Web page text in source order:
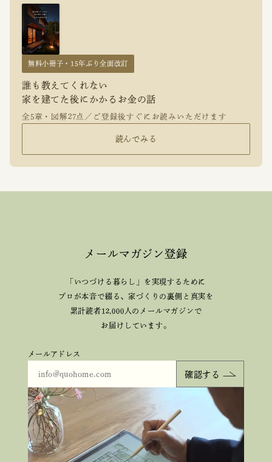
無料小冊子・15年ぶり全面改訂
誰も教えてくれない
家を建てた後にかかるお金の話
全5章・図解27点／ご登録後すぐにお読みいただけます
読んでみる
メールマガジン登録
「いつづける暮らし」を実現するために
プロが本音で綴る、家づくりの裏側と真実を
累計読者12,000人のメールマガジンで
お届けしています。
メールアドレス